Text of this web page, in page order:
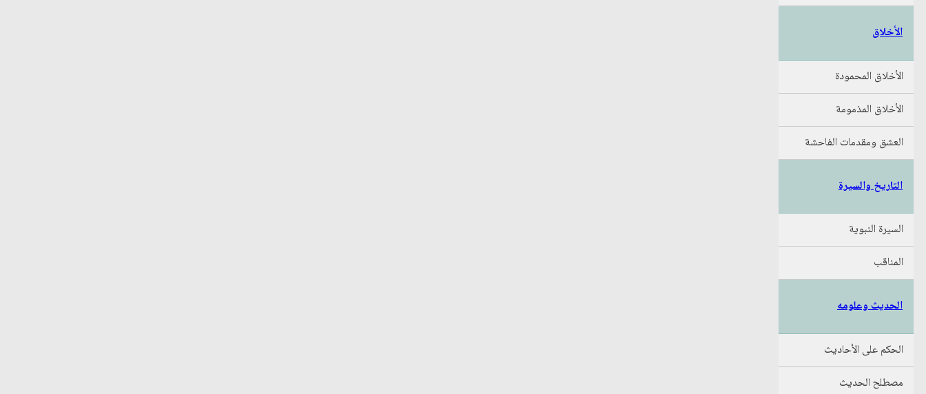
الأخلاق
الأخلاق المحمودة
الأخلاق المذمومة
العشق ومقدمات الفاحشة
التاريخ والسيرة
السيرة النبوية
المناقب
الحديث وعلومه
الحكم على الأحاديث
مصطلح الحديث